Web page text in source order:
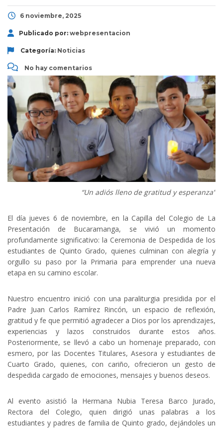
6 noviembre, 2025
Publicado por: webpresentacion
Categoría: Noticias
No hay comentarios
“Un adiós lleno de gratitud y esperanza”
El día jueves 6 de noviembre, en la Capilla del Colegio de La
Presentación de Bucaramanga, se vivió un momento
profundamente significativo: la Ceremonia de Despedida de los
estudiantes de Quinto Grado, quienes culminan con alegría y
orgullo su paso por la Primaria para emprender una nueva
etapa en su camino escolar.
Nuestro encuentro inició con una paraliturgia presidida por el
Padre Juan Carlos Ramírez Rincón, un espacio de reflexión,
gratitud y fe que permitió agradecer a Dios por los aprendizajes,
experiencias y lazos construidos durante estos años.
Posteriormente, se llevó a cabo un homenaje preparado, con
esmero, por las Docentes Titulares, Asesora y estudiantes de
Cuarto Grado, quienes, con cariño, ofrecieron un gesto de
despedida cargado de emociones, mensajes y buenos deseos.
Al evento asistió la Hermana Nubia Teresa Barco Jurado,
Rectora del Colegio, quien dirigió unas palabras a los
estudiantes y padres de familia de Quinto grado, dejándoles un